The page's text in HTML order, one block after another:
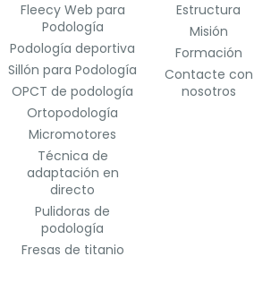
Fleecy Web para
Podología
Podología deportiva
Sillón para Podología
OPCT de podología
Ortopodología
Micromotores
Técnica de
adaptación en
directo
Pulidoras de
podología
Fresas de titanio
Estructura
Misión
Formación
Contacte con
nosotros